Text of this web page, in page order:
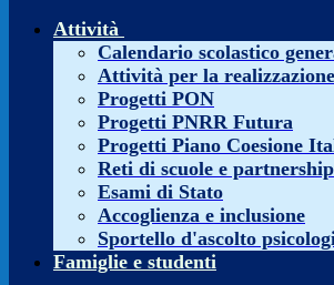
Attività
Calendario scolastico
Attività per la
Progetti PON
Progetti PNRR Futura
Progetti Piano Coesione
Reti di scuole e partnership
Esami di Stato
Accoglienza e inclusione
Sportello d'ascolto
Famiglie e studenti